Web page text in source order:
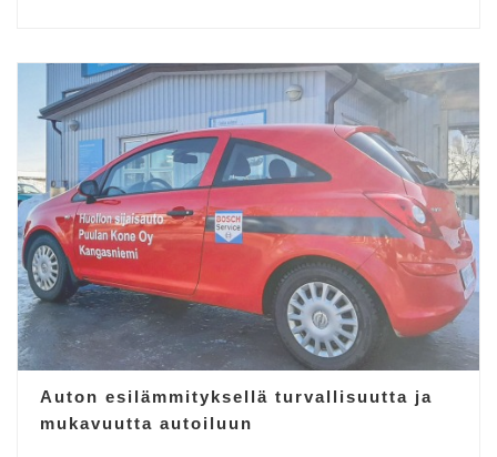
Auton esilämmityksellä turvallisuutta ja
mukavuutta autoiluun